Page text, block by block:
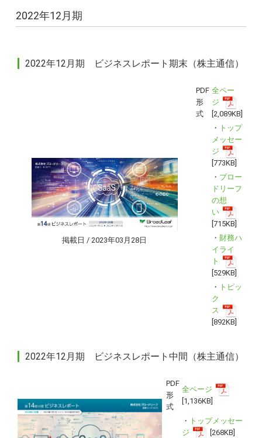
2022年12月期
2022年12月期 ビジネスレポート期末（株主通信）
掲載日 / 2023年03月28日
PDF
形
式
全ペー
ジ
[2,089KB]
・ トップ
メッセー
ジ
[773KB]
・ ブロー
ドリーフ
の想
い
[715KB]
・ 財務ハ
イライ
ト
[529KB]
・ トピッ
ク
ス
[892KB]
2022年12月期 ビジネスレポート中間（株主通信）
PDF
形
式
全ページ
[1,136KB]
・ トップメッセー
ジ
[268KB]